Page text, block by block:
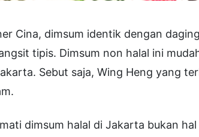
Cina, dimsum identik dengan
tipis. Dimsum non halal ini
Sebut saja, Wing Heng yang
dimsum halal di Jakarta bukan